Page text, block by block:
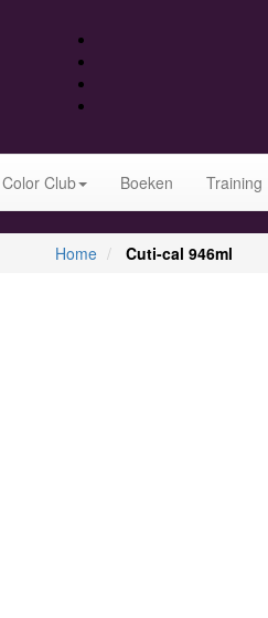
Color Club Boeken Training
Home Cuti-cal 946ml